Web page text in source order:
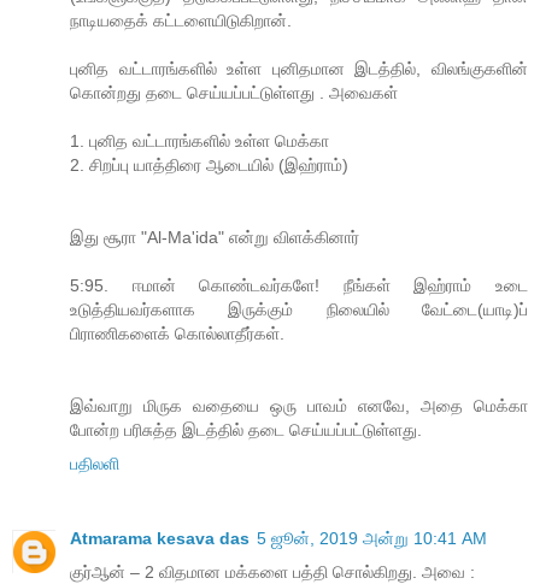
நாடியதைக் கட்டளையிடுகிறான்.
புனித வட்டாரங்களில் உள்ள புனிதமான இடத்தில், விலங்குகளின்
கொன்றது தடை செய்யப்பட்டுள்ளது . அவைகள்
1. புனித வட்டாரங்களில் உள்ள மெக்கா
2. சிறப்பு யாத்திரை ஆடையில் (இஹ்ராம்)
இது சூரா "Al-Ma'ida" என்று விளக்கினார்
5:95. ஈமான் கொண்டவர்களே! நீங்கள் இஹ்ராம் உடை
உடுத்தியவர்களாக இருக்கும் நிலையில் வேட்டை(யாடி)ப்
பிராணிகளைக் கொல்லாதீர்கள்.
இவ்வாறு மிருக வதையை ஒரு பாவம் எனவே, அதை மெக்கா
போன்ற பரிசுத்த இடத்தில் தடை செய்யப்பட்டுள்ளது.
பதிலளி
Atmarama kesava das 5 ஜூன், 2019 அன்று 10:41 AM
குர்ஆன் – 2 விதமான மக்களை பத்தி சொல்கிறது. அவை :